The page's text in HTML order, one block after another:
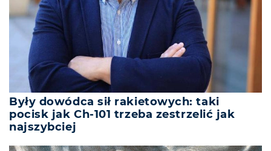
Były dowódca sił rakietowych: taki
pocisk jak Ch-101 trzeba zestrzelić jak
najszybciej